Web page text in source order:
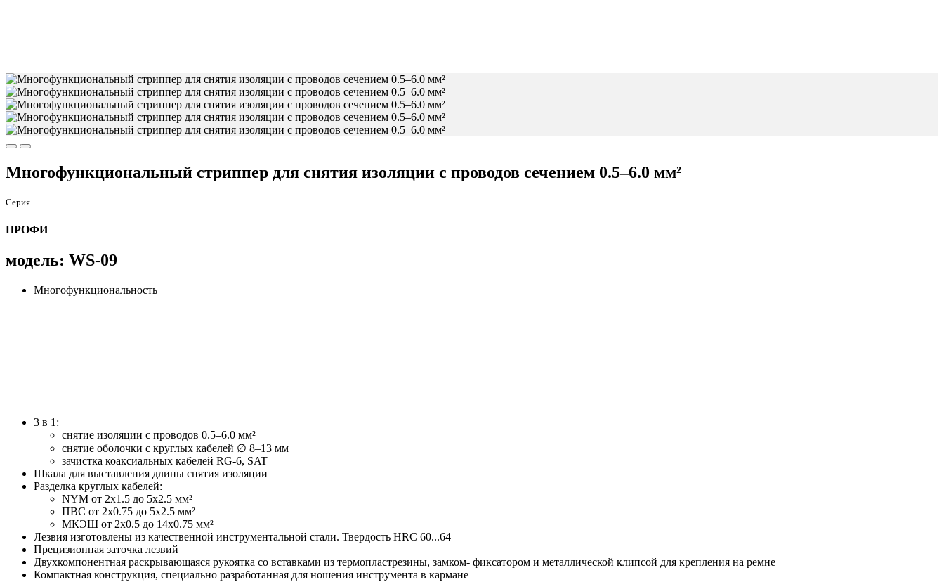
Многофункциональный стриппер для снятия изоляции с проводов сечением 0.5–6.0 мм²
Серия
ПРОФИ
модель: WS-09
Многофункциональность
3 в 1:
снятие изоляции с проводов 0.5–6.0 мм²
снятие оболочки с круглых кабелей ∅ 8–13 мм
зачистка коаксиальных кабелей RG-6, SAT
Шкала для выставления длины снятия изоляции
Разделка круглых кабелей:
NYM от 2х1.5 до 5х2.5 мм²
ПВС от 2х0.75 до 5х2.5 мм²
МКЭШ от 2х0.5 до 14х0.75 мм²
Лезвия изготовлены из качественной инструментальной стали. Твердость HRC 60...64
Прецизионная заточка лезвий
Двухкомпонентная раскрывающаяся рукоятка со вставками из термопластрезины, замком- фиксатором и металлической клипсой для крепления на ремне
Компактная конструкция, специально разработанная для ношения инструмента в кармане